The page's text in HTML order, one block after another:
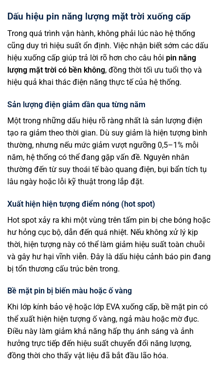
Dấu hiệu pin năng lượng mặt trời xuống cấp
Trong quá trình vận hành, không phải lúc nào hệ thống
cũng duy trì hiệu suất ổn định. Việc nhận biết sớm các dấu
hiệu xuống cấp giúp trả lời rõ hơn cho câu hỏi pin năng
lượng mặt trời có bền không, đồng thời tối ưu tuổi thọ và
hiệu quả khai thác điện năng thực tế của hệ thống.
Sản lượng điện giảm dần qua từng năm
Một trong những dấu hiệu rõ ràng nhất là sản lượng điện
tạo ra giảm theo thời gian. Dù suy giảm là hiện tượng bình
thường, nhưng nếu mức giảm vượt ngưỡng 0,5–1% mỗi
năm, hệ thống có thể đang gặp vấn đề. Nguyên nhân
thường đến từ suy thoái tế bào quang điện, bụi bẩn tích tụ
lâu ngày hoặc lỗi kỹ thuật trong lắp đặt.
Xuất hiện hiện tượng điểm nóng (hot spot)
Hot spot xảy ra khi một vùng trên tấm pin bị che bóng hoặc
hư hỏng cục bộ, dẫn đến quá nhiệt. Nếu không xử lý kịp
thời, hiện tượng này có thể làm giảm hiệu suất toàn chuỗi
và gây hư hại vĩnh viễn. Đây là dấu hiệu cảnh báo pin đang
bị tổn thương cấu trúc bên trong.
Bề mặt pin bị biến màu hoặc ố vàng
Khi lớp kính bảo vệ hoặc lớp EVA xuống cấp, bề mặt pin có
thể xuất hiện hiện tượng ố vàng, ngả màu hoặc mờ đục.
Điều này làm giảm khả năng hấp thụ ánh sáng và ảnh
hưởng trực tiếp đến hiệu suất chuyển đổi năng lượng,
đồng thời cho thấy vật liệu đã bắt đầu lão hóa.